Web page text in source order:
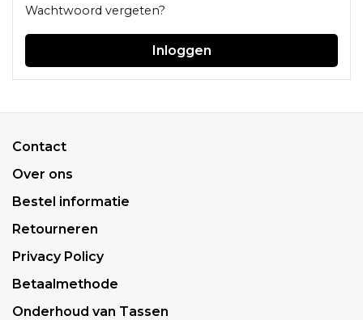
Wachtwoord vergeten?
Inloggen
Contact
Over ons
Bestel informatie
Retourneren
Privacy Policy
Betaalmethode
Onderhoud van Tassen